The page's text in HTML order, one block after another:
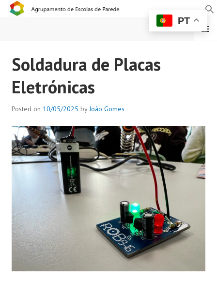
AGRUPAMENTO DE
ESCOLAS DE PAREDE
MENU
Soldadura de Placas
Eletrónicas
Posted on 10/05/2025 byJoão Gomes
PT